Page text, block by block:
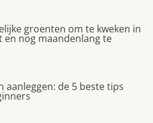
groenten om te kweken in
en nog maandenlang te
aanleggen: de 5 beste tips